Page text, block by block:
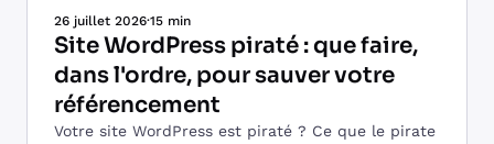
26 juillet 2026·15 min
Site WordPress piraté : que faire,
dans l'ordre, pour sauver votre
référencement
Votre site WordPress est piraté ? Ce que le pirate